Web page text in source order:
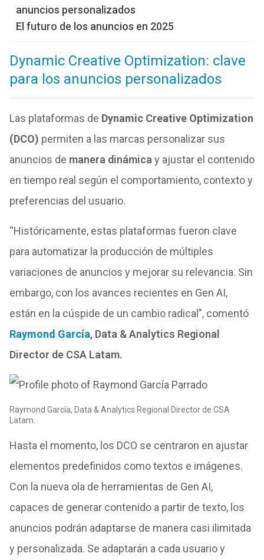
anuncios personalizados
El futuro de los anuncios en 2025
Dynamic Creative Optimization: clave
para los anuncios personalizados
Las plataformas de Dynamic Creative Optimization
(DCO) permiten a las marcas personalizar sus
anuncios de manera dinámica y ajustar el contenido
en tiempo real según el comportamiento, contexto y
preferencias del usuario.
“Históricamente, estas plataformas fueron clave
para automatizar la producción de múltiples
variaciones de anuncios y mejorar su relevancia. Sin
embargo, con los avances recientes en Gen AI,
están en la cúspide de un cambio radical”, comentó
Raymond García, Data & Analytics Regional
Director de CSA Latam.
Raymond García, Data & Analytics Regional Director de CSA
Latam.
Hasta el momento, los DCO se centraron en ajustar
elementos predefinidos como textos e imágenes.
Con la nueva ola de herramientas de Gen AI,
capaces de generar contenido a partir de texto, los
anuncios podrán adaptarse de manera casi ilimitada
y personalizada. Se adaptarán a cada usuario y